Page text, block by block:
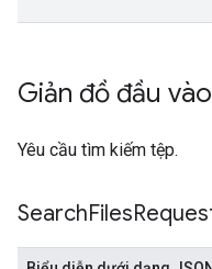
Giản đồ đầu vào
Yêu cầu tìm kiếm tệp.
SearchFiles